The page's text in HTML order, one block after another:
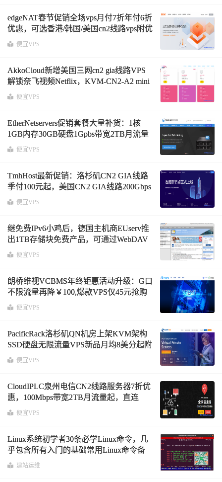
edgeNAT春节促销全场vps月付7折年付6折
优惠，可选香港/韩国/美国cn2线路vps附优
惠码及测试IP
便宜VPS
AkkoCloud新增美国三网cn2 gia线路VPS
解锁奈飞视频Netflix，KVM-CN2-A2 mini
年付特惠套餐1核768M内存15GB SSD硬
便宜VPS
EtherNetservers促销套餐大量补货：1核
1GB内存30GB硬盘1Gpbs带宽2TB月流量
2IPv4洛杉矶VPS年付12美元附测试IP
便宜VPS
TmhHost最新促销：洛杉矶CN2 GIA线路
季付100元起，美国CN2 GIA线路200Gbps
高防VPS季付192元起附8折优惠码及测试
便宜VPS
继免费IPv6小鸡后，德国主机商EUserv推
出1TB存储块免费产品，可通过WebDAV
方式挂载到VPS附申请入口地址
便宜VPS
朗桥维视VCBMS年终钜惠活动升级：G口
不限流量再降￥100,爆款VPS仅45元抢购
便宜VPS
PacificRack洛杉矶QN机房上架KVM架构
SSD硬盘无限流量VPS新品月均8美分起附
优惠码及测试IP
便宜VPS
CloudIPLC泉州电信CN2线路服务器7折优
惠，100Mbps带宽2TB月流量起，直连
NTT、PCCW等国际线路
便宜VPS
Linux系统初学者30条必学Linux命令，几
乎包含所有入门的基础常用Linux命令备
忘单
建站运维